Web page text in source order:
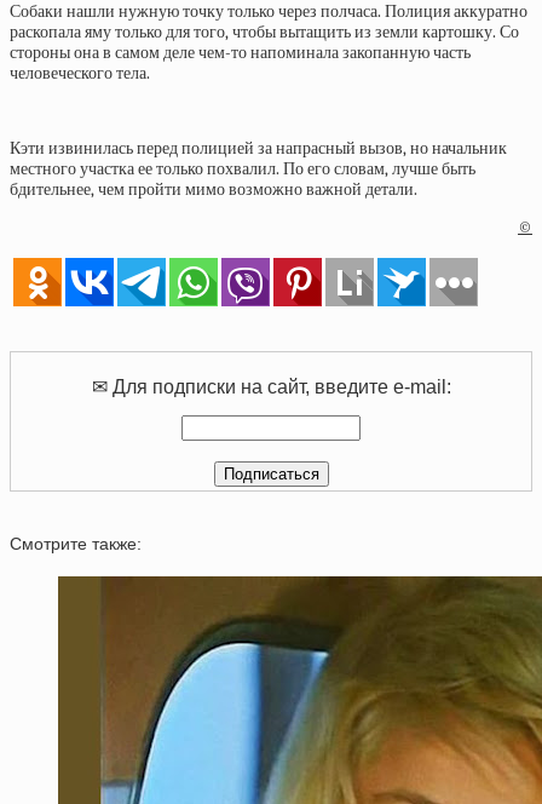
Собаки нашли нужную точку только через полчаса. Полиция аккуратно
раскопала яму только для того, чтобы вытащить из земли картошку. Со
стороны она в самом деле чем-то напоминала закопанную часть
человеческого тела.
Кэти извинилась перед полицией за напрасный вызов, но начальник
местного участка ее только похвалил. По его словам, лучше быть
бдительнее, чем пройти мимо возможно важной детали.
©
✉ Для подписки на сайт, введите e-mail:
Смотрите также: